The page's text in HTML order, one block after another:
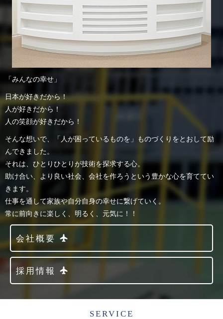
「みんなの幸せ」
日本が好きだから！
人が好きだから！
人の笑顔が好きだから！
そんな想いで、「人が困っているものを」ものづくりをとおして励
んできました。
それは、ひとりひとりが技術を探求する心。
助け合い、より良い社会、会社を作ろうという豊かな心を育ててい
きます。
仕事を通して家族や自分自身の幸せに繋げていく。
常に前向きに楽しく、明るく、元気に！！
会社概要
採用情報
SERVICE